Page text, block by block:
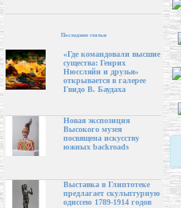
Последние статьи
«Где командовали высшие
существа: Генрих
Нюссляйн и друзья»
открывается в галерее
Гвидо В. Баудаха
Новая экспозиция
Высокого музея
посвящена искусству
южных backroads
Выставка в Глиптотеке
предлагает скульптурную
одиссею 1789-1914 годов